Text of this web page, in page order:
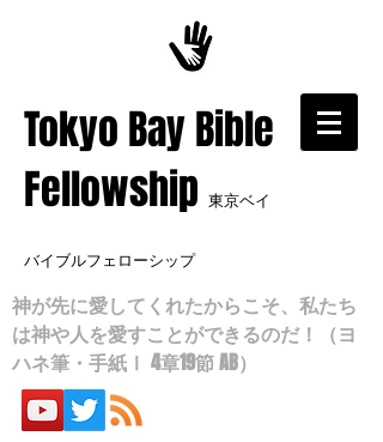
​Tokyo Bay Bible
Fellowship 東京ベイ
バイブルフェローシップ
神が先に愛してくれたからこそ、私たち
は神や人を愛すことができるのだ！（ヨ
ハネ筆・手紙Ⅰ 4章19節 AB）